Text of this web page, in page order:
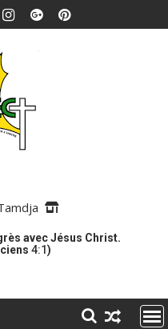
avec Jésus Christ.
4:1)